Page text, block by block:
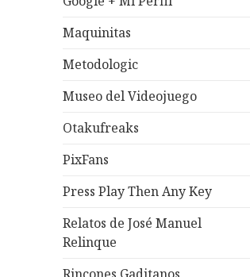
Maquinitas
Metodologic
Museo del Videojuego
Otakufreaks
PixFans
Press Play Then Any Key
Relatos de José Manuel
Relinque